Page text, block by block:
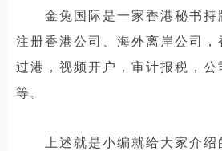
金兔国际是一家香港秘书持
注册香港公司、海外离岸公司，
过港，视频开户，审计报税，公
等。
上述就是小编就给大家介绍